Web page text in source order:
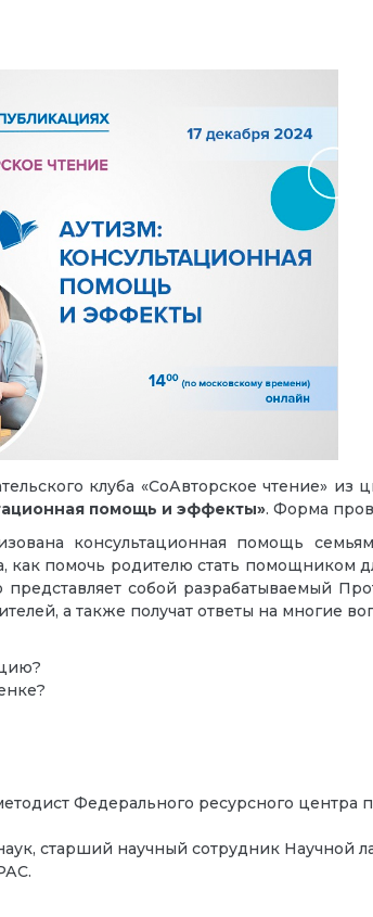
клуба «СоАвторское чтение» из
помощь и эффекты». Форма
консультационная помощь
помочь родителю стать помощником
собой разрабатываемый
а также получат ответы на многие
Федерального ресурсного центра
старший научный сотрудник Научной